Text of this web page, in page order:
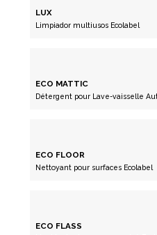
LUX
Limpiador multiusos Ecolabel
ECO MATTIC
Détergent pour Lave-vaisselle
ECO FLOOR
Nettoyant pour surfaces Ecolabel
ECO FLASS